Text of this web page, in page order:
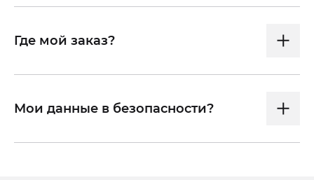
Где мой заказ?
Мои данные в безопасности?